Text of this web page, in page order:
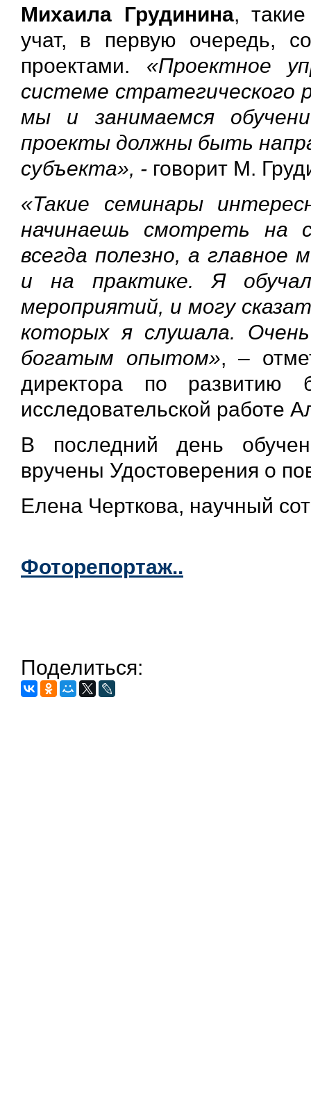
Михаила Грудинина,
учат, в первую очередь,
проектами. «Проектное
системе стратегического
мы и занимаемся
проекты должны быть
субъекта», - говорит М.
«Такие семинары
начинаешь смотреть на
всегда полезно, а главное
и на практике. Я
мероприятий, и могу
которых я слушала.
богатым опытом», –
директора по развитию
исследовательской работе
В последний день
вручены Удостоверения о
Елена Черткова, научный
Фоторепортаж..
Поделиться: